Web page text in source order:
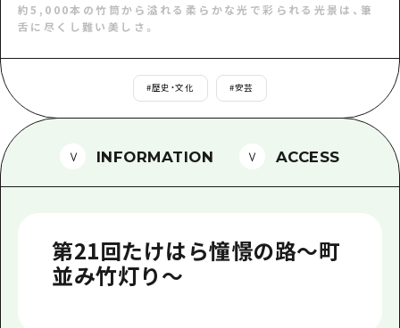
自然
半日
1泊2日
2泊3日
HIROSHIMA FREE Wi-Fi
観光案内所
広島県を訪れる外国人旅行者向け情報一
ボランティアガイド
ユニバーサルツーリズム
よくあるご質問
約5,000本の竹筒から溢れる柔らかな光で彩られる光景は、筆
舌に尽くし難い美しさ。
#歴史・文化 #安芸
INFORMATION ACCESS
第21回たけはら憧憬の路～町
並み竹灯り～